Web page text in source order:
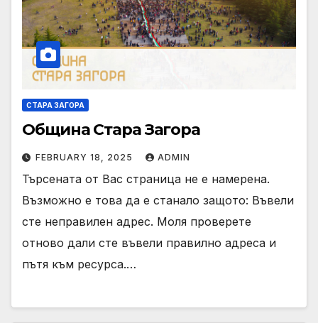
СТАРА ЗАГОРА
Община Стара Загора
FEBRUARY 18, 2025 ADMIN
Търсената от Вас страница не е намерена.
Възможно е това да е станало защото: Въвели
сте неправилен адрес. Моля проверете
отново дали сте въвели правилно адреса и
пътя към ресурса.…